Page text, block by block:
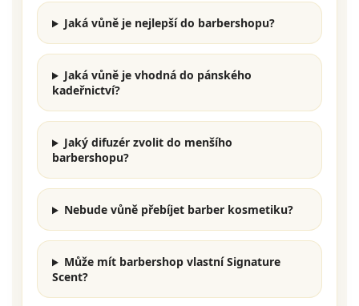
Jaká vůně je nejlepší do barbershopu?
Jaká vůně je vhodná do pánského
kadeřnictví?
Jaký difuzér zvolit do menšího
barbershopu?
Nebude vůně přebíjet barber kosmetiku?
Může mít barbershop vlastní Signature
Scent?